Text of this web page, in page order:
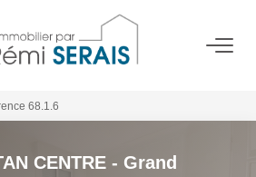
68.1.6
CENTRE - Grand